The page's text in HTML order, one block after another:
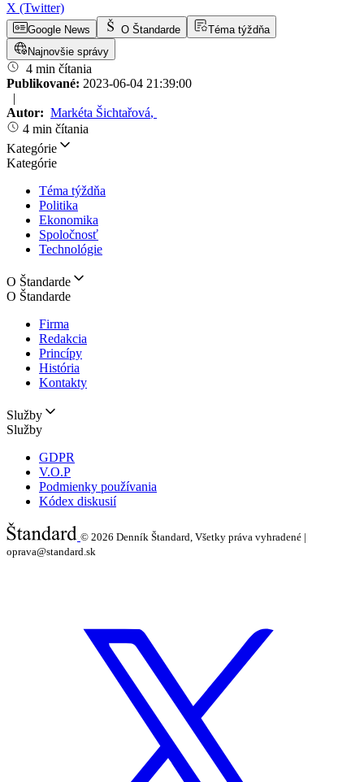
X (Twitter)
Google News O Štandarde
Téma týždňa
Najnovšie správy
4 min čítania
Publikované: 2023-06-04 21:39:00
|
Autor: Markéta Šichtařová,
4 min čítania
Kategórie
Kategórie
Téma týždňa
Politika
Ekonomika
Spoločnosť
Technológie
O Štandarde
O Štandarde
Firma
Redakcia
Princípy
História
Kontakty
Služby
Služby
GDPR
V.O.P
Podmienky používania
Kódex diskusií
© 2026 Denník Štandard, Všetky práva vyhradené |
oprava@standard.sk